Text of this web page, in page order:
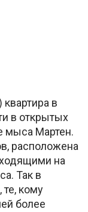
в
в открытых
мыса Мартен.
расположена
на
Так в
кому
более